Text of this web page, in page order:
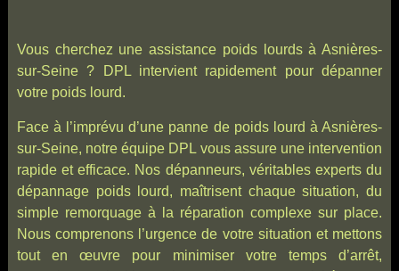
Vous cherchez une assistance poids lourds à Asnières-
sur-Seine ? DPL intervient rapidement pour dépanner
votre poids lourd.
Face à l’imprévu d’une panne de poids lourd à Asnières-
sur-Seine, notre équipe DPL vous assure une intervention
rapide et efficace. Nos dépanneurs, véritables experts du
dépannage poids lourd, maîtrisent chaque situation, du
simple remorquage à la réparation complexe sur place.
Nous comprenons l’urgence de votre situation et mettons
tout en œuvre pour minimiser votre temps d’arrêt,